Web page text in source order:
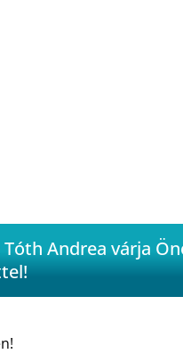
Andrea várja